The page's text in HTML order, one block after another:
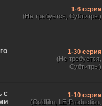
1-6 серия
(Не требуется, Субтитры)
1-30 серия
(Не требуется,
Субтитры)
с
1-10 серия
(Coldfilm, LE-Production,